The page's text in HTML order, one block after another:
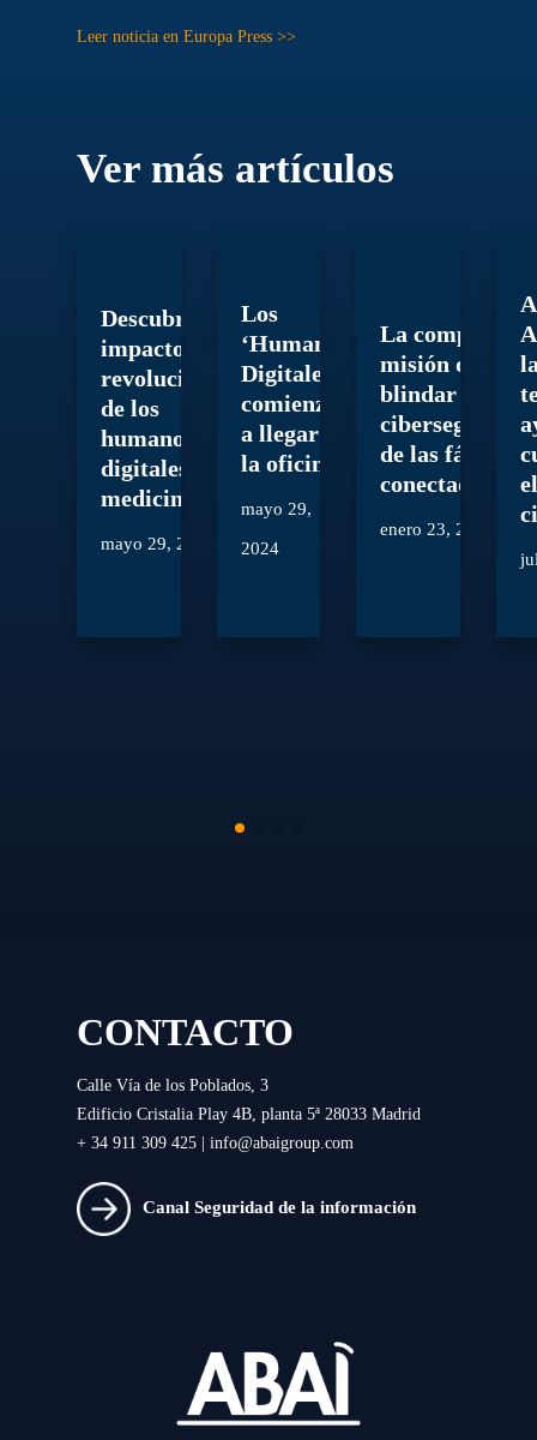
Leer noticia en Europa Press >>
Ver más artículos
Descubre el
impacto
revolucionario
de los
humanos
digitales en la
medicina
mayo 29, 2024
Los
‘Humanos
Digitales’
comienzan
a llegar a
la oficina
mayo 29,
2024
La compleja
misión de
blindar la
ciberseguridad
de las fábricas
conectadas
enero 23, 2024
CONTACTO
Calle Vía de los Poblados, 3
Edificio Cristalia Play 4B, planta 5ª 28033 Madrid
+ 34 911 309 425 | info@abaigroup.com
Canal Seguridad de la información